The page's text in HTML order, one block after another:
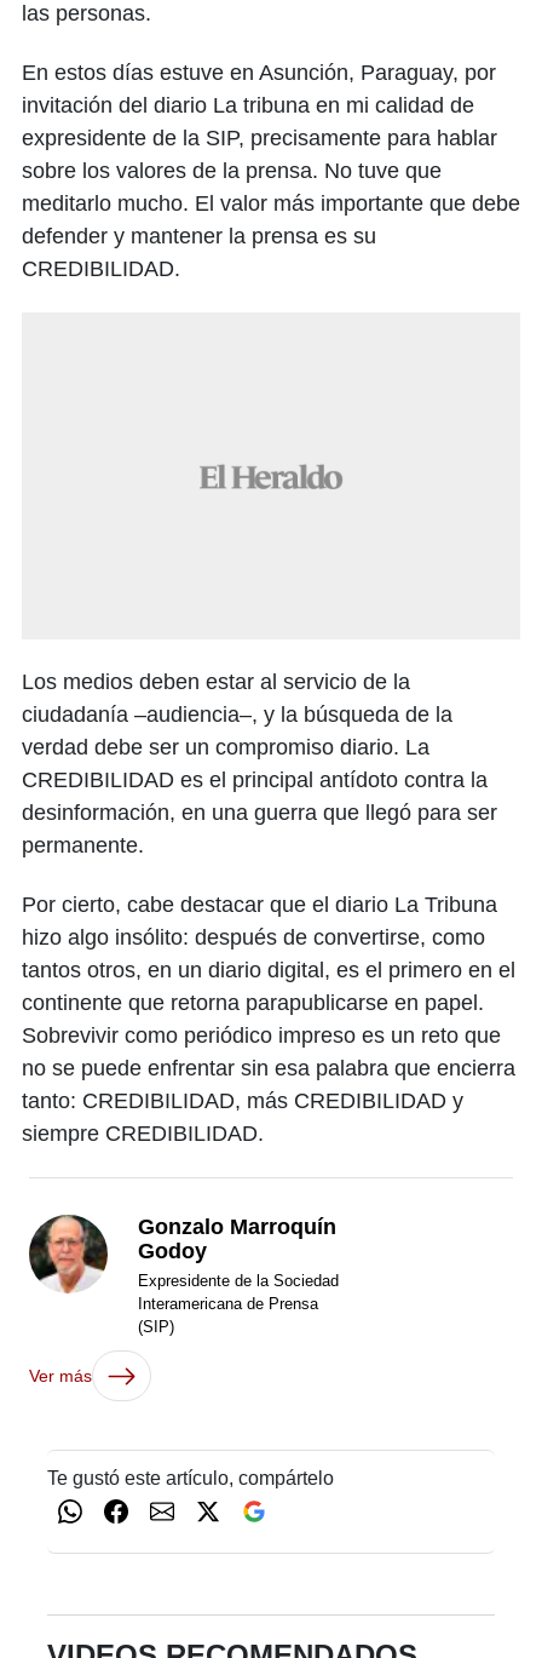
las personas.
En estos días estuve en Asunción, Paraguay, por
invitación del diario La tribuna en mi calidad de
expresidente de la SIP, precisamente para hablar
sobre los valores de la prensa. No tuve que
meditarlo mucho. El valor más importante que debe
defender y mantener la prensa es su
CREDIBILIDAD.
Los medios deben estar al servicio de la
ciudadanía –audiencia–, y la búsqueda de la
verdad debe ser un compromiso diario. La
CREDIBILIDAD es el principal antídoto contra la
desinformación, en una guerra que llegó para ser
permanente.
Por cierto, cabe destacar que el diario La Tribuna
hizo algo insólito: después de convertirse, como
tantos otros, en un diario digital, es el primero en el
continente que retorna parapublicarse en papel.
Sobrevivir como periódico impreso es un reto que
no se puede enfrentar sin esa palabra que encierra
tanto: CREDIBILIDAD, más CREDIBILIDAD y
siempre CREDIBILIDAD.
Gonzalo Marroquín
Godoy
Expresidente de la Sociedad
Interamericana de Prensa
(SIP)
Ver más
Te gustó este artículo, compártelo